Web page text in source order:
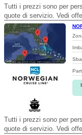
Tutti i prezzi sono per
quote di servizio. Vedi
Tutti i prezzi sono per
quote di servizio. Vedi